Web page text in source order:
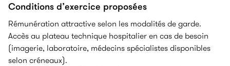
Conditions d’exercice proposées
Rémunération attractive selon les modalités de garde.
Accès au plateau technique hospitalier en cas de besoin
(imagerie, laboratoire, médecins spécialistes disponibles
selon créneaux).